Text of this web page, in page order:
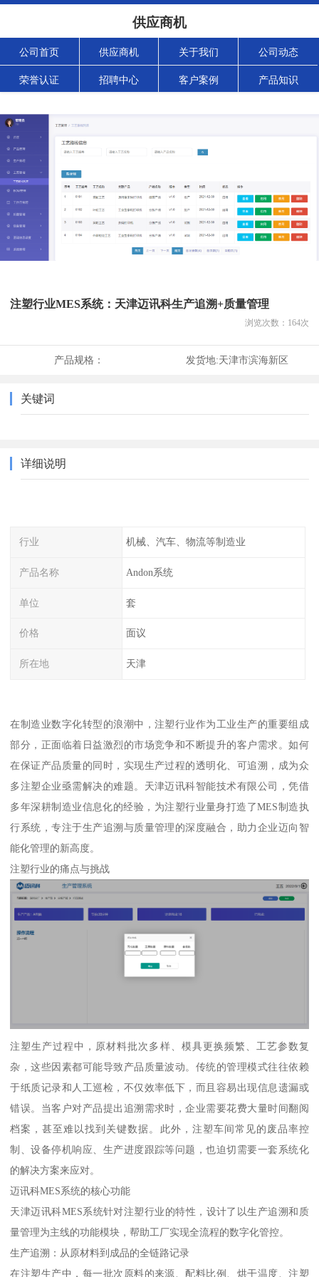
供应商机
公司首页 供应商机 关于我们 公司动态
荣誉认证 招聘中心 客户案例 产品知识
注塑行业MES系统：天津迈讯科生产追溯+质量管理
浏览次数： 164次
产品规格： 发货地:天津市滨海新区
关键词
详细说明
行业 机械、汽车、物流等制造业
产品名称 Andon系统
单位 套
价格 面议
所在地 天津
在制造业数字化转型的浪潮中，注塑行业作为工业生产的重要组成
部分，正面临着日益激烈的市场竞争和不断提升的客户需求。如何
在保证产品质量的同时，实现生产过程的透明化、可追溯，成为众
多注塑企业亟需解决的难题。天津迈讯科智能技术有限公司，凭借
多年深耕制造业信息化的经验，为注塑行业量身打造了MES制造执
行系统，专注于生产追溯与质量管理的深度融合，助力企业迈向智
能化管理的新高度。
注塑行业的痛点与挑战
注塑生产过程中，原材料批次多样、模具更换频繁、工艺参数复
杂，这些因素都可能导致产品质量波动。传统的管理模式往往依赖
于纸质记录和人工巡检，不仅效率低下，而且容易出现信息遗漏或
错误。当客户对产品提出追溯需求时，企业需要花费大量时间翻阅
档案，甚至难以找到关键数据。此外，注塑车间常见的废品率控
制、设备停机响应、生产进度跟踪等问题，也迫切需要一套系统化
的解决方案来应对。
迈讯科MES系统的核心功能
天津迈讯科MES系统针对注塑行业的特性，设计了以生产追溯和质
量管理为主线的功能模块，帮助工厂实现全流程的数字化管控。
生产追溯：从原材料到成品的全链路记录
在注塑生产中，每一批次原料的来源、配料比例、烘干温度、注塑